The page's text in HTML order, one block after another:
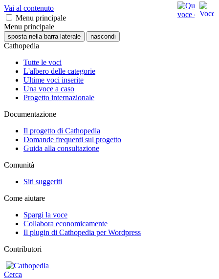
Vai al contenuto
Menu principale
Menu principale
sposta nella barra laterale nascondi
Cathopedia
Tutte le voci
L'albero delle categorie
Ultime voci inserite
Una voce a caso
Progetto internazionale
Documentazione
Il progetto di Cathopedia
Domande frequenti sul progetto
Guida alla consultazione
Comunità
Siti suggeriti
Come aiutare
Spargi la voce
Collabora economicamente
Il plugin di Cathopedia per Wordpress
Contributori
Cerca